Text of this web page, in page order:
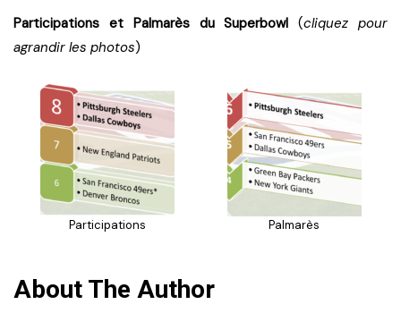
Participations et Palmarès du Superbowl (cliquez pour
agrandir les photos)
Participations Palmarès
About The Author